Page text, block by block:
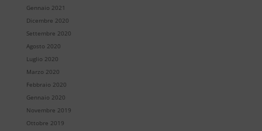
Gennaio 2021
Dicembre 2020
Settembre 2020
Agosto 2020
Luglio 2020
Marzo 2020
Febbraio 2020
Gennaio 2020
Novembre 2019
Ottobre 2019